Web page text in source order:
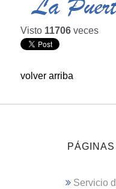
Visto 11706 veces
volver arriba
Servicio